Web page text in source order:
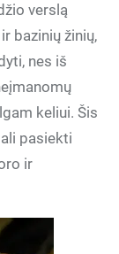
verslą
bazinių žinių,
nes iš
keliui. Šis
pasiekti
ir